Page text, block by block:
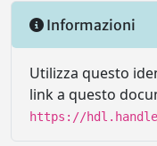
Informazioni
Utilizza questo
link a questo
https://